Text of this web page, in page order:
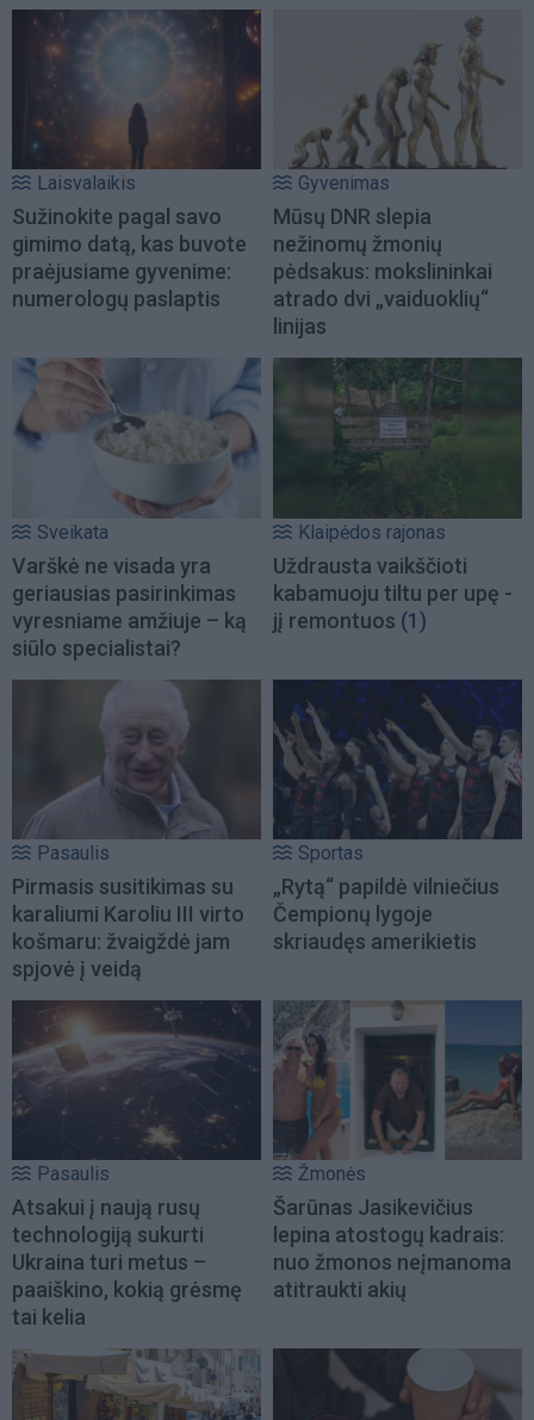
Laisvalaikis
Sužinokite pagal savo
gimimo datą, kas buvote
praėjusiame gyvenime:
numerologų paslaptis
Gyvenimas
Mūsų DNR slepia
nežinomų žmonių
pėdsakus: mokslininkai
atrado dvi „vaiduoklių“
linijas
Sveikata
Varškė ne visada yra
geriausias pasirinkimas
vyresniame amžiuje – ką
siūlo specialistai?
Klaipėdos rajonas
Uždrausta vaikščioti
kabamuoju tiltu per upę -
jį remontuos (1)
Pasaulis
Pirmasis susitikimas su
karaliumi Karoliu III virto
košmaru: žvaigždė jam
spjovė į veidą
Sportas
„Rytą“ papildė vilniečius
Čempionų lygoje
skriaudęs amerikietis
Pasaulis
Atsakui į naują rusų
technologiją sukurti
Ukraina turi metus –
paaiškino, kokią grėsmę
tai kelia
Žmonės
Šarūnas Jasikevičius
lepina atostogų kadrais:
nuo žmonos neįmanoma
atitraukti akių